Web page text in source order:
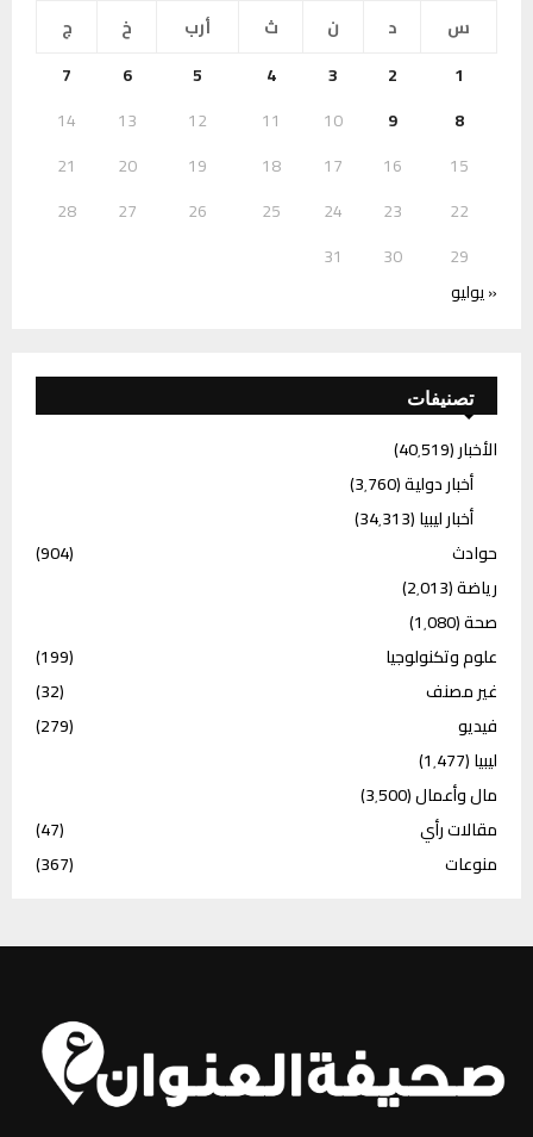
س
د ن ث أرب خ
ج
1
2
3
4
5
6
7
8
9
10
11
12
13
14
15
16
17
18
19
20
21
22
23
24
25
26
27
28
29
30
31
« يوليو
تصنيفات
الأخبار(40٬519)
أخبار دولية(3٬760)
أخبار ليبيا(34٬313)
حوادث
(904)
رياضة(2٬013)
صحة(1٬080)
علوم وتكنولوجيا
(199)
غير مصنف
(32)
فيديو
(279)
ليبيا(1٬477)
مال وأعمال(3٬500)
مقالات رأي
(47)
منوعات
(367)